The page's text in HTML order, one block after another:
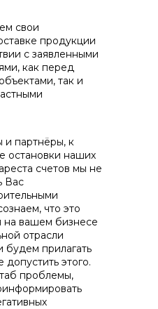
свои
продукции
с заявленными
как перед
так и
и партнёры, к
остановки наших
счетов мы не
Вас
что это
на вашем бизнесе
отрасли
будем прилагать
этого.
проблемы,